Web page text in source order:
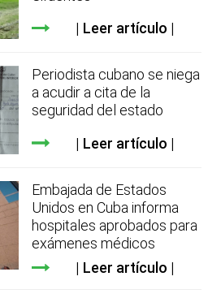
Leer artículo
Periodista cubano se niega
a acudir a cita de la
seguridad del estado
Leer artículo
Embajada de Estados
Unidos en Cuba informa
hospitales aprobados para
exámenes médicos
Leer artículo